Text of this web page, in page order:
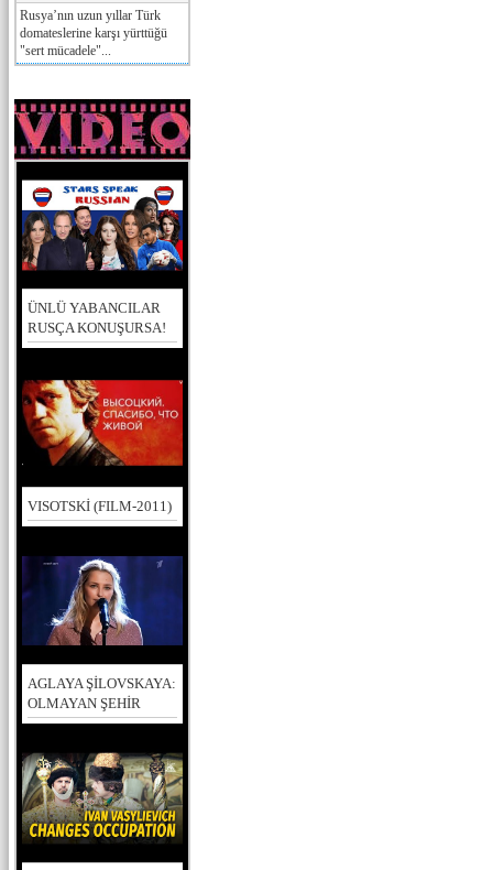
Rusya’nın uzun yıllar Türk
domateslerine karşı yürttüğü
"sert mücadele"...
ÜNLÜ YABANCILAR
RUSÇA KONUŞURSA!
VISOTSKİ (FILM-2011)
AGLAYA ŞİLOVSKAYA:
OLMAYAN ŞEHİR